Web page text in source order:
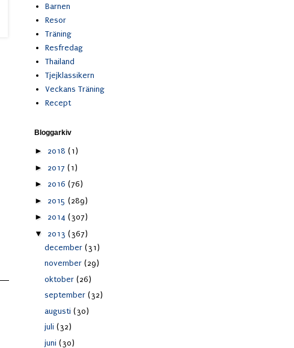
Barnen
Resor
Träning
Resfredag
Thailand
Tjejklassikern
Veckans Träning
Recept
Bloggarkiv
► 2018 (1)
► 2017 (1)
► 2016 (76)
► 2015 (289)
► 2014 (307)
▼ 2013 (367)
december (31)
november (29)
oktober (26)
september (32)
augusti (30)
juli (32)
juni (30)